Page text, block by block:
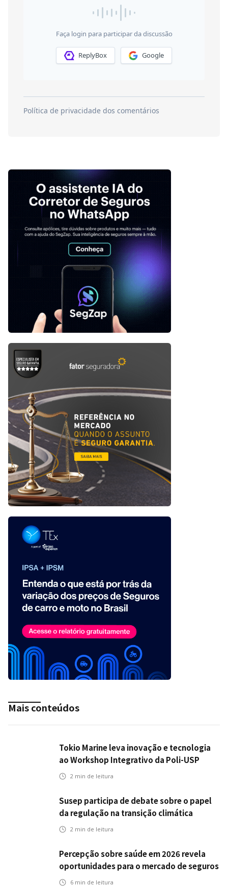
Mais conteúdos
Tokio Marine leva inovação e tecnologia
ao Workshop Integrativo da Poli-USP
2 min de leitura
Susep participa de debate sobre o papel
da regulação na transição climática
2 min de leitura
Percepção sobre saúde em 2026 revela
oportunidades para o mercado de seguros
ampliar cobertura e prevenção
6 min de leitura